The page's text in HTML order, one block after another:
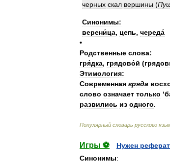
черных скал вершины (
Синонимы:
верени́ца, цепь, череда́
•
Родственные слова:
гря́дка, грядово́й (
Этимология:
Современная гряда
слово означает только ‘
развились из одного.
Популярный словарь русского
Игры ⚽
Нужен
Синонимы: